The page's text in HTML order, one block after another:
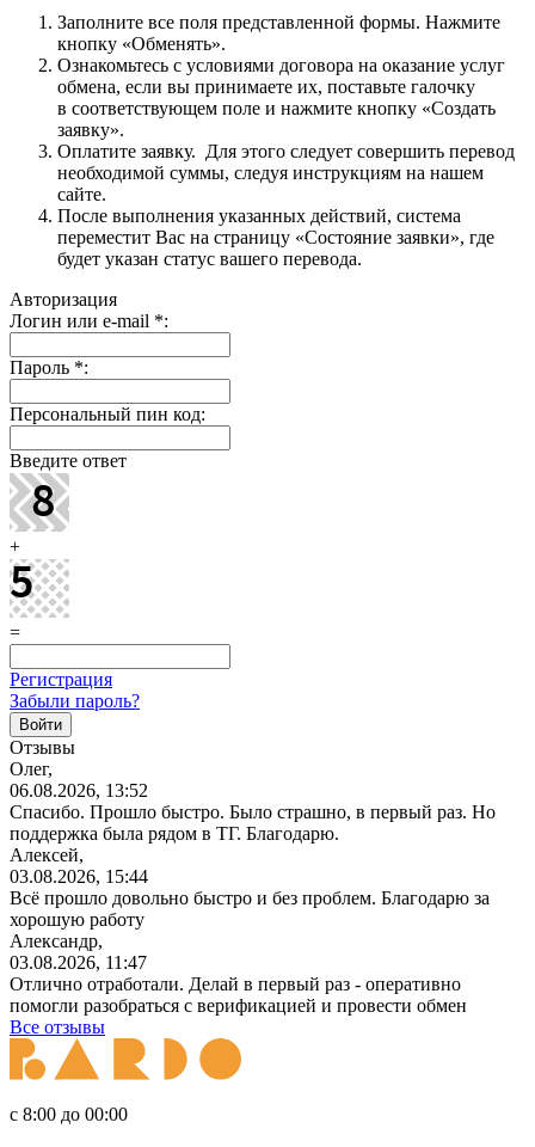
Заполните все поля представленной формы. Нажмите
кнопку «Обменять».
Ознакомьтесь с условиями договора на оказание услуг
обмена, если вы принимаете их, поставьте галочку
в соответствующем поле и нажмите кнопку «Создать
заявку».
Оплатите заявку. Для этого следует совершить перевод
необходимой суммы, следуя инструкциям на нашем
сайте.
После выполнения указанных действий, система
переместит Вас на страницу «Состояние заявки», где
будет указан статус вашего перевода.
Авторизация
Логин или e-mail *:
Пароль *:
Персональный пин код:
Введите ответ
+
=
Регистрация
Забыли пароль?
Отзывы
Олег,
06.08.2026, 13:52
Спасибо. Прошло быстро. Было страшно, в первый раз. Но
поддержка была рядом в ТГ. Благодарю.
Алексей,
03.08.2026, 15:44
Всё прошло довольно быстро и без проблем. Благодарю за
хорошую работу
Александр,
03.08.2026, 11:47
Отлично отработали. Делай в первый раз - оперативно
помогли разобраться с верификацией и провести обмен
Все отзывы
с 8:00 до 00:00